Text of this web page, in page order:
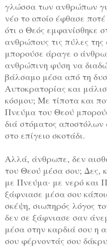
γλώσσα των ανθρώπων
νέο το οποίο έφθασε
ότι ο Θεός εμφανίσθηκε
ανθρώπους τις πύλες
μπορούσε άραγε ο
ανθρώπινη φύση να
βάλσαμο μέσα από τη
Αυτοκρατορίας και
κόσμου; Με τίποτα και
Πνεύμα του Θεού
διά στόματος αποστόλων
στο επίγειο σκοτάδι.
Αλλά, άνθρωπε, δεν
του Θεού μέσα σου; Δες,
με Πνεύμα· με νερό και
ξάφνιασε μέσα σου
σκέψη, σιωπηρός λόγος
δεν σε ξάφνιασε σαν
μέσα στην καρδιά σου η
σου φέρνοντάς σου